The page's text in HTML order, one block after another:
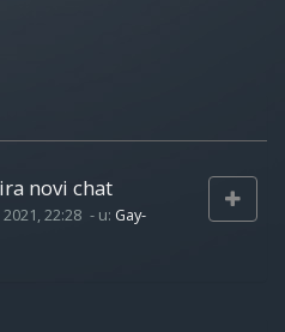
novi chat
22:28 - u: Gay-